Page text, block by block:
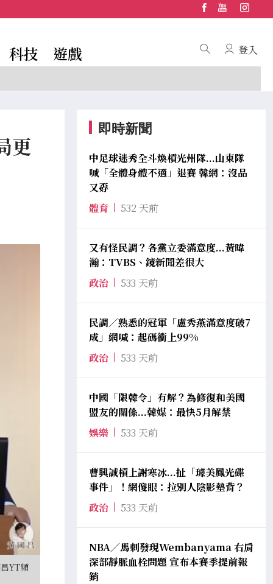
科技 遊戲 登入
更
YT頻
即時新聞
中足球迷秀全斗煥槓光州隊...山東隊
喊「全體身體不適」退賽 韓網：沒品
又孬
體育
532 天前
又有怪民調？各黨立委滿意度...黃暐
瀚：TVBS、鏡新聞差很大
政治
533 天前
民調／熟悉的冠軍「盧秀燕滿意度破7
成」網喊：起碼衝上99%
政治
533 天前
中國「限韓令」有解？為修復和美國
盟友的關係...韓媒：最快5月解禁
娛樂
533 天前
曹興誠槓上謝寒冰...扯「璩美鳳光碟
事件」！網傻眼：拉別人陰影墊背？
政治
533 天前
NBA／馬刺發現Wembanyama 右肩
深部靜脈血栓問題 宣布本賽季提前報
銷